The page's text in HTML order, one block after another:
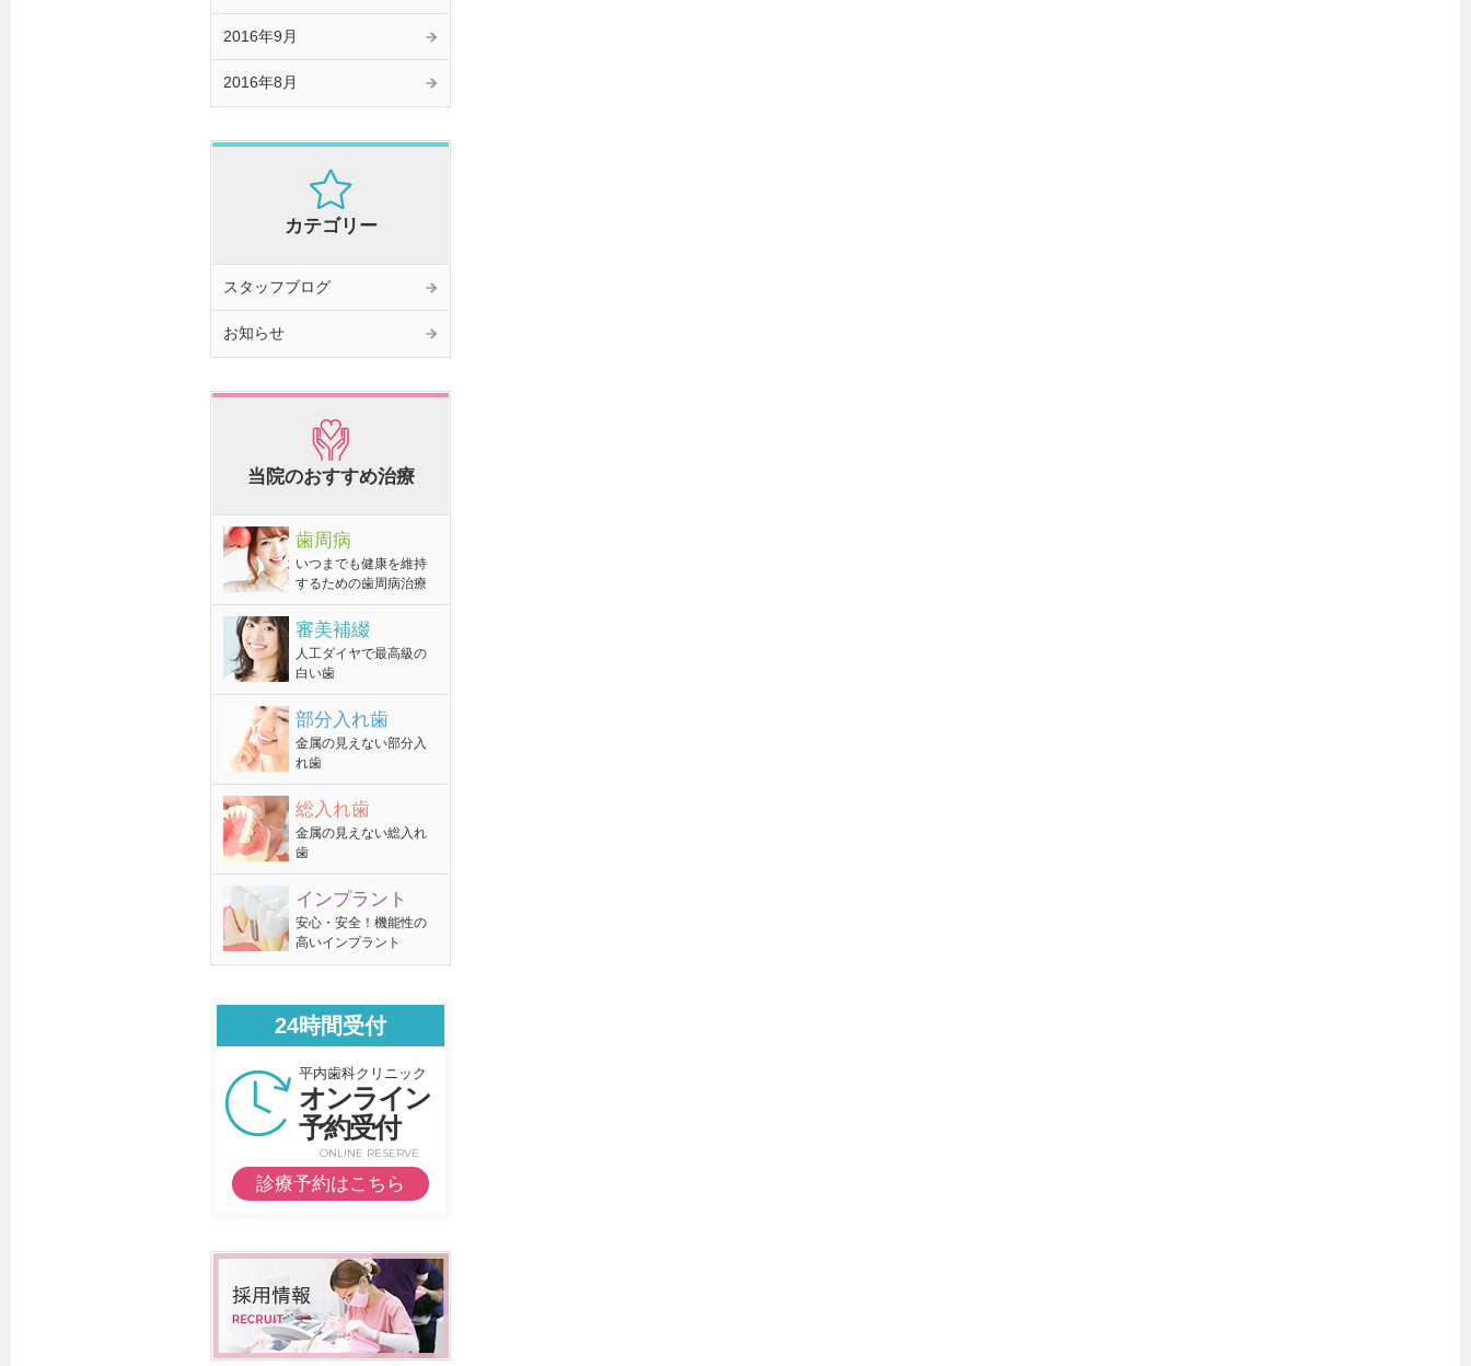
2016年9月
2016年8月
カテゴリー
スタッフブログ
お知らせ
当院のおすすめ治療
歯周病
いつまでも健康を維持
するための歯周病治療
審美補綴
人工ダイヤで最高級の
白い歯
部分入れ歯
金属の見えない部分入
れ歯
総入れ歯
金属の見えない総入れ
歯
インプラント
安心・安全！機能性の
高いインプラント
24時間受付
平内歯科クリニック
オンライン
予約受付
ONLINE RESERVE
診療予約はこちら